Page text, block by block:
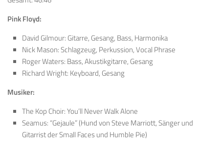
Pink Floyd:
David Gilmour: Gitarre, Gesang, Bass, Harmonika
Nick Mason: Schlagzeug, Perkussion, Vocal Phrase
Roger Waters: Bass, Akustikgitarre, Gesang
Richard Wright: Keyboard, Gesang
Musiker:
The Kop Choir: You’ll Never Walk Alone
Seamus: “Gejaule” (Hund von Steve Marriott,Sänger und
Gitarrist der Small Faces und Humble Pie)